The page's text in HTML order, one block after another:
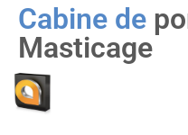
Cabine de
Masticage